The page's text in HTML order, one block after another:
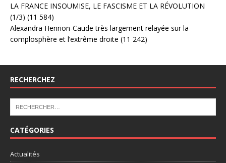
LA FRANCE INSOUMISE, LE FASCISME ET LA RÉVOLUTION
(1/3) (11 584)
Alexandra Henrion-Caude très largement relayée sur la
complosphère et l’extrême droite (11 242)
RECHERCHEZ
CATÉGORIES
Actualités